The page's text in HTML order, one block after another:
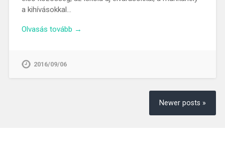
a kihívásokkal…
Olvasás tovább →
2016/09/06
Newer posts »